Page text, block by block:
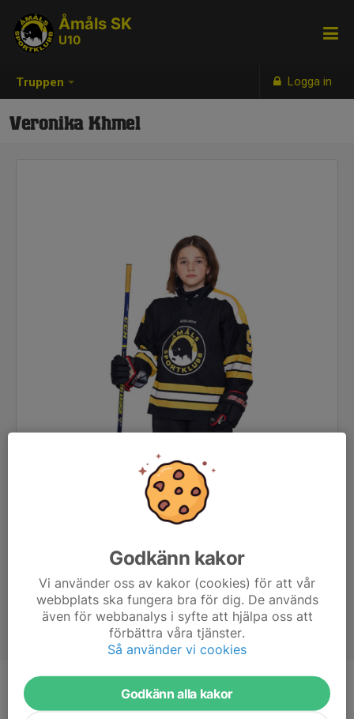
Truppen Logga in
Åmåls SK
U10
Veronika Khmel
Position
-
Godkänn kakor
Vi använder oss av kakor (cookies) för att vår
webbplats ska fungera bra för dig. De används
även för webbanalys i syfte att hjälpa oss att
förbättra våra tjänster.
Så använder vi cookies
Godkänn alla kakor